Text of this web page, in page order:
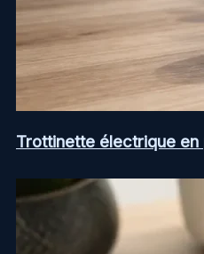
Trottinette électrique